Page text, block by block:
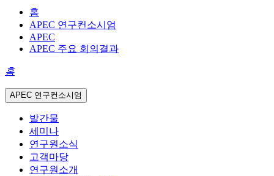
홈
APEC 연구컨소시엄
APEC
APEC 주요 회의결과
홈
APEC 연구컨소시엄
발간물
세미나
연구원소식
고객마당
연구원소개